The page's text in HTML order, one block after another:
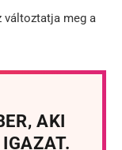
változtatja meg a
AKI